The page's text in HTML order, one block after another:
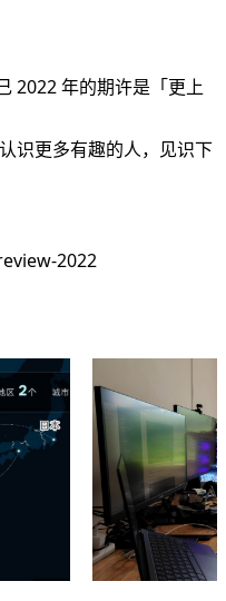
2022 年的期许是「更上
识更多有趣的人，见识下
2022